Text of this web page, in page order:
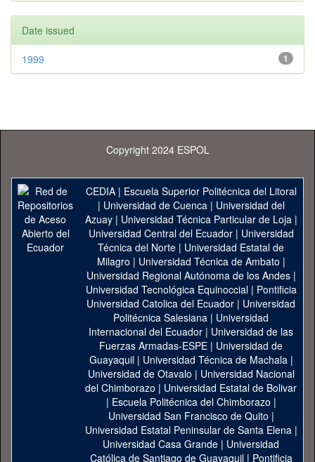
Date issued
1
1999
Copyright 2024 ESPOL
CEDIA| Escuela Superior Politécnica del Litoral
| Universidad de Cuenca| Universidad del
Azuay| Universidad Técnica Particular de Loja|
Universidad Central del Ecuador| Universidad
Técnica del Norte | Universidad Estatal de
Milagro | Universidad Técnica de Ambato |
Universidad Regional Autónoma de los Andes|
Universidad Tecnológica Equinoccial| Pontificia
Universidad Catolica del Ecuador | Universidad
Politécnica Salesiana | Universidad
Internacional del Ecuador | Universidad de las
Fuerzas Armadas-ESPE | Universidad de
Guayaquil| Universidad Técnica de Machala|
Universidad de Otavalo | Universidad Nacional
del Chimborazo | Universidad Estatal de Bolivar
| Escuela Politécnica del Chimborazo |
Universidad San Francisco de Quito |
Universidad Estatal Peninsular de Santa Elena|
Universidad Casa Grande | Universidad
Católica de Santiago de Guayaquil| Pontificia